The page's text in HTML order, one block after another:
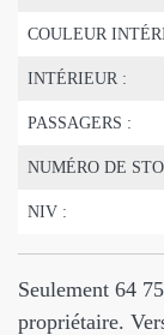
COULEUR
INTÉRIEUR :
PASSAGERS :
NUMÉRO DE
NIV :
Seulement 64
propriétaire.